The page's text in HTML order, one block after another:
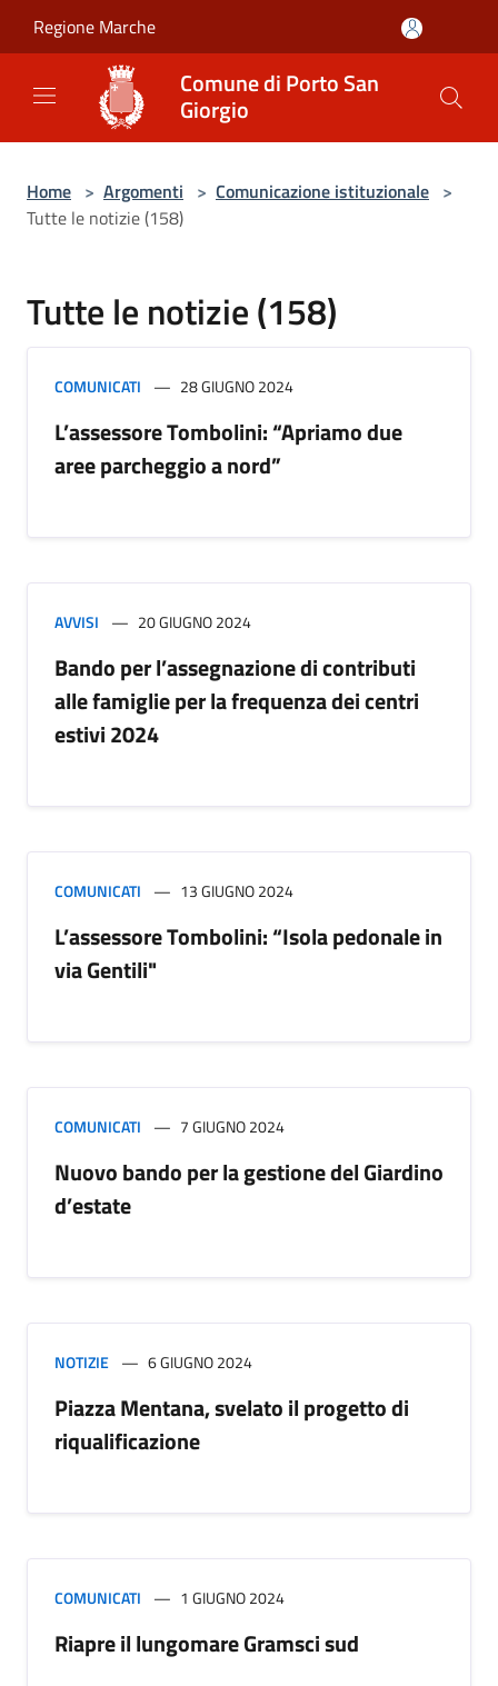
Regione Marche
Comune di Porto San
Giorgio
Home > Argomenti > Comunicazione istituzionale >
Tutte le notizie (158)
Tutte le notizie (158)
COMUNICATI 28 GIUGNO 2024
L’assessore Tombolini: “Apriamo due
aree parcheggio a nord”
AVVISI 20 GIUGNO 2024
Bando per l’assegnazione di contributi
alle famiglie per la frequenza dei centri
estivi 2024
COMUNICATI 13 GIUGNO 2024
L’assessore Tombolini: “Isola pedonale in
via Gentili"
COMUNICATI 7 GIUGNO 2024
Nuovo bando per la gestione del Giardino
d’estate
NOTIZIE 6 GIUGNO 2024
Piazza Mentana, svelato il progetto di
riqualificazione
COMUNICATI 1 GIUGNO 2024
Riapre il lungomare Gramsci sud